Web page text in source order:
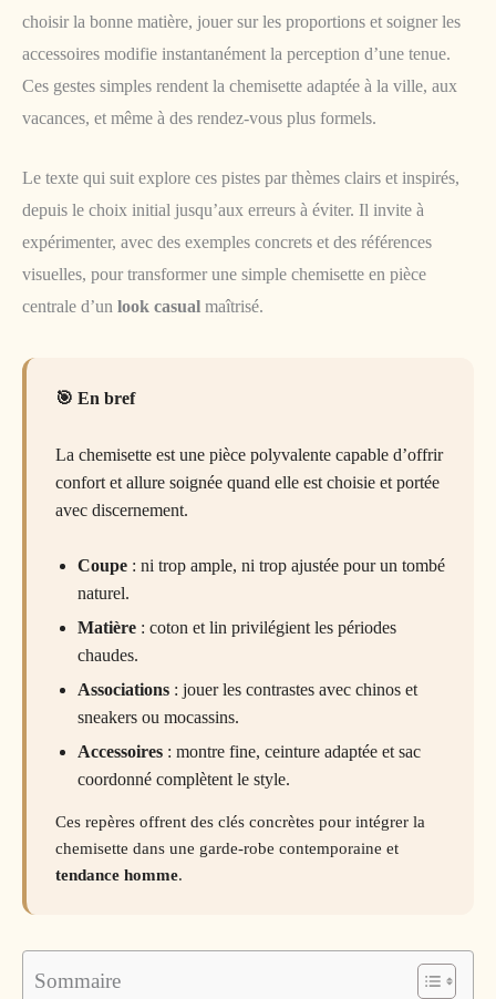
choisir la bonne matière, jouer sur les proportions et soigner les
accessoires modifie instantanément la perception d’une tenue.
Ces gestes simples rendent la chemisette adaptée à la ville, aux
vacances, et même à des rendez-vous plus formels.
Le texte qui suit explore ces pistes par thèmes clairs et inspirés,
depuis le choix initial jusqu’aux erreurs à éviter. Il invite à
expérimenter, avec des exemples concrets et des références
visuelles, pour transformer une simple chemisette en pièce
centrale d’un look casual maîtrisé.
En bref
La chemisette est une pièce polyvalente capable d’offrir
confort et allure soignée quand elle est choisie et portée
avec discernement.
Coupe : ni trop ample, ni trop ajustée pour un tombé
naturel.
Matière : coton et lin privilégient les périodes
chaudes.
Associations : jouer les contrastes avec chinos et
sneakers ou mocassins.
Accessoires : montre fine, ceinture adaptée et sac
coordonné complètent le style.
Ces repères offrent des clés concrètes pour intégrer la
chemisette dans une garde-robe contemporaine et
tendance homme.
Sommaire